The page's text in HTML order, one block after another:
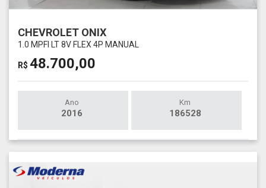
CHEVROLET ONIX
1.0 MPFI LT 8V FLEX 4P MANUAL
R$ 48.700,00
Ano
2016
Km
186528